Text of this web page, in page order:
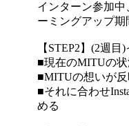
インターン参加
ーミングアップ期
【STEP2】(2週
■現在のMITUの状
■MITUの想いが
■それに合わせ
める